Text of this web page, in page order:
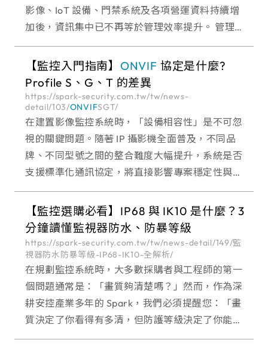
影像、IoT 設備、門禁系統及各項營運資料持續增
加後，資訊集中已不再等於管理效率提升。 管理人
員仍需在不同系統間切換、查詢與比對資料，事件
發生時也多仰賴人工判斷，不僅耗時，更可能延誤
處置時機。
【監控入門指南】 ONVIF 協定是什麼?
Profile S、G、T 的差異
https://spark-security.com.tw/tw/news-
detail/103/ONVIFSGT/
在建置影像監控系統時，「設備相容性」是不可忽
視的關鍵問題。隨著 IP 攝影機全面普及，不同品
牌、不同型號之間的整合難度大幅提升，系統是否
支援標準化通訊協定，將直接影響專案穩定性與後
續擴充能力。其中，ONVIF協定 被視為影像監控
領域的共同語言，而 Profile S / G / T 則是
【監控選購必看】IP68 與 IK10 是什麼？3
分鐘讀懂監視器防水、防暴等級
https://spark-security.com.tw/tw/news-detail/149/監
視器防水防暴等級-IP68-IK10-全解析/
在規劃監控系統時，大多數採購者與工程師的第一
個問題通常是：「畫質夠清楚嗎？」然而，作為深
耕安控產業多年的 Spark，我們必須提醒您：「畫
質決定了你看得有多清，但防護等級決定了你能看
多久。」 台灣環境特殊，北部有潮濕多雨的東北季